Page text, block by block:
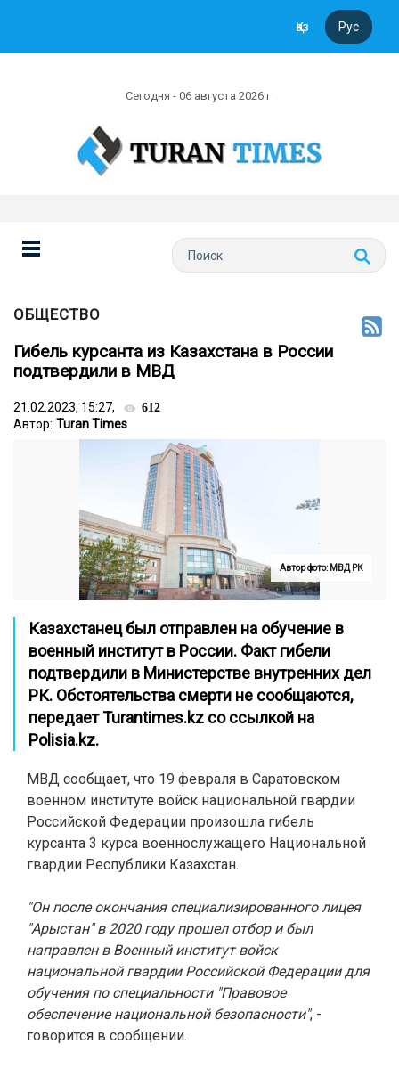
Қаз Рус
Сегодня - 06 августа 2026 г
ОБЩЕСТВО
Гибель курсанта из Казахстана в России
подтвердили в МВД
21.02.2023, 15:27, 612
Автор: Turan Times
Автор фото: МВД РК
Казахстанец был отправлен на обучение в
военный институт в России. Факт гибели
подтвердили в Министерстве внутренних дел
РК. Обстоятельства смерти не сообщаются,
передаетTurantimes.kz со ссылкой на
Polisia.kz.
МВД сообщает, что 19 февраля в Саратовском
военном институте войск национальной гвардии
Российской Федерации произошла гибель
курсанта 3 курса военнослужащего Национальной
гвардии Республики Казахстан.
"Он после окончания специализированного лицея
"Арыстан" в 2020 году прошел отбор и был
направлен в Военный институт войск
национальной гвардии Российской Федерации для
обучения по специальности "Правовое
обеспечение национальной безопасности", -
говорится в сообщении.